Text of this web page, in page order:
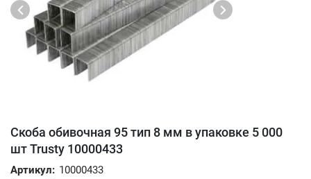
Скоба обивочная 95 тип 8 мм в упаковке 5 000
шт Trusty 10000433
Артикул: 10000433